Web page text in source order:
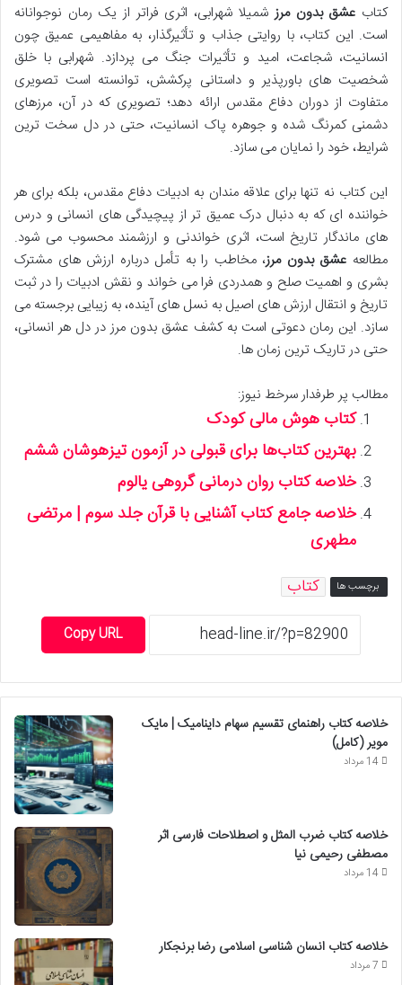
کتاب عشق بدون مرزشمیلا شهرابی، اثری فراتر از یک رمان نوجوانانه
است. این کتاب، با روایتی جذاب و تأثیرگذار، به مفاهیمی عمیق چون
انسانیت، شجاعت، امید و تأثیرات جنگ می پردازد. شهرابی با خلق
شخصیت های باورپذیر و داستانی پرکشش، توانسته است تصویری
متفاوت از دوران دفاع مقدس ارائه دهد؛ تصویری که در آن، مرزهای
دشمنی کمرنگ شده و جوهره پاک انسانیت، حتی در دل سخت ترین
شرایط، خود را نمایان می سازد.
این کتاب نه تنها برای علاقه مندان به ادبیات دفاع مقدس، بلکه برای هر
خواننده ای که به دنبال درک عمیق تر از پیچیدگی های انسانی و درس
های ماندگار تاریخ است، اثری خواندنی و ارزشمند محسوب می شود.
مطالعه عشق بدون مرز، مخاطب را به تأمل درباره ارزش های مشترک
بشری و اهمیت صلح و همدردی فرا می خواند و نقش ادبیات را در ثبت
تاریخ و انتقال ارزش های اصیل به نسل های آینده، به زیبایی برجسته می
سازد. این رمان دعوتی است به کشف عشق بدون مرز در دل هر انسانی،
حتی در تاریک ترین زمان ها.
مطالب پر طرفدار سرخط نیوز:
کتاب هوش مالی کودک
بهترین کتاب‌ها برای قبولی در آزمون تیزهوشان ششم
خلاصه کتاب روان درمانی گروهی یالوم
خلاصه جامع کتاب آشنایی با قرآن جلد سوم | مرتضی
مطهری
برچسب ها کتاب
Copy URL
خلاصه کتاب راهنمای تقسیم سهام داینامیک | مایک
مویر (کامل)
14 مرداد
خلاصه کتاب ضرب المثل و اصطلاحات فارسی اثر
مصطفی رحیمی نیا
14 مرداد
خلاصه کتاب انسان شناسی اسلامی رضا برنجکار
7 مرداد